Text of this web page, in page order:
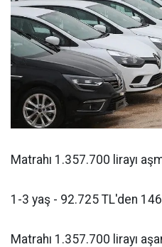
Matrahı 1.357.700 lirayı
1-3 yaş - 92.725 TL'den
Matrahı 1.357.700 lirayı